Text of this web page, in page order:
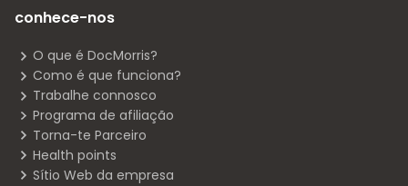
conhece-nos
O que é DocMorris?
Como é que funciona?
Trabalhe connosco
Programa de afiliação
Torna-te Parceiro
Health points
Sítio Web da empresa